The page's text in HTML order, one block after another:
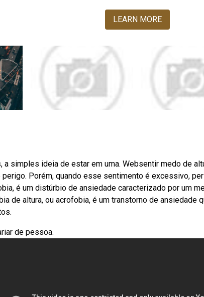
LEARN MORE
a simples ideia de estar em uma. Websentir medo de
Porém, quando esse sentimento é excessivo,
é um distúrbio de ansiedade caracterizado por um
de altura, ou acrofobia, é um transtorno de ansiedade
de pessoa.